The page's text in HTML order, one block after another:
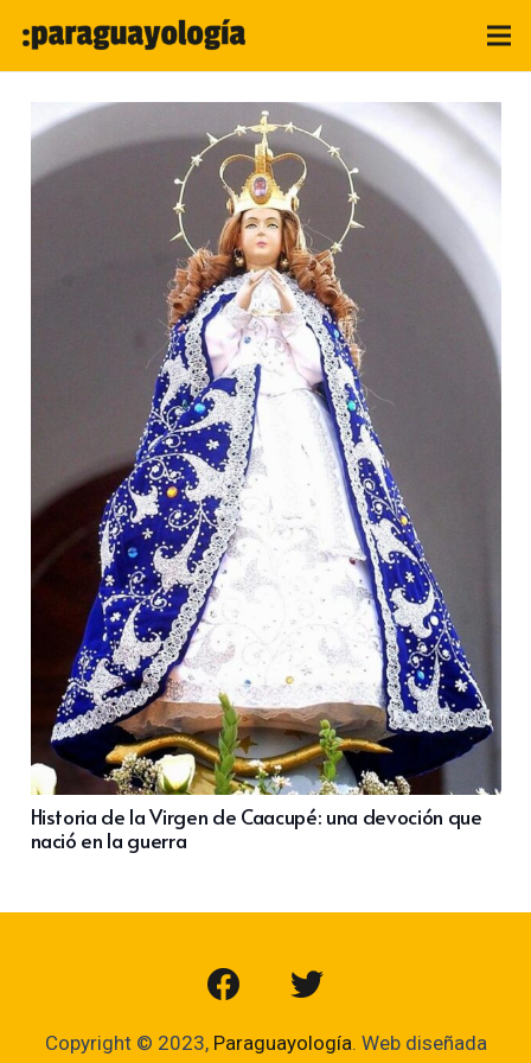
Historia de la Virgen de Caacupé: una devoción que
nació en la guerra
Copyright © 2023, Paraguayología. Web diseñada